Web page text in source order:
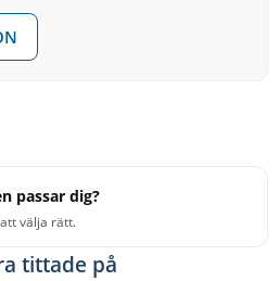
passar dig?
välja rätt.
tittade på